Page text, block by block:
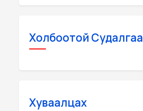
Холбоотой Судалгаа
Хуваалцах